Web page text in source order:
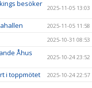
besöker
2025-11-05 13:03
2025-11-05 11:58
2025-10-31 08:53
Åhus
2025-10-24 23:52
i toppmötet 2025-10-24 22:57